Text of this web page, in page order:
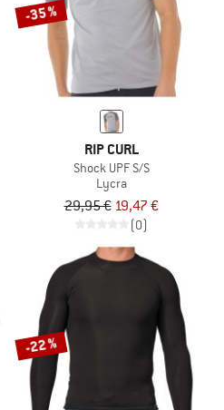
-35 %
RIP CURL
Shock UPF S/S
Lycra
29,95 € 19,47 €
(0)
-22 %